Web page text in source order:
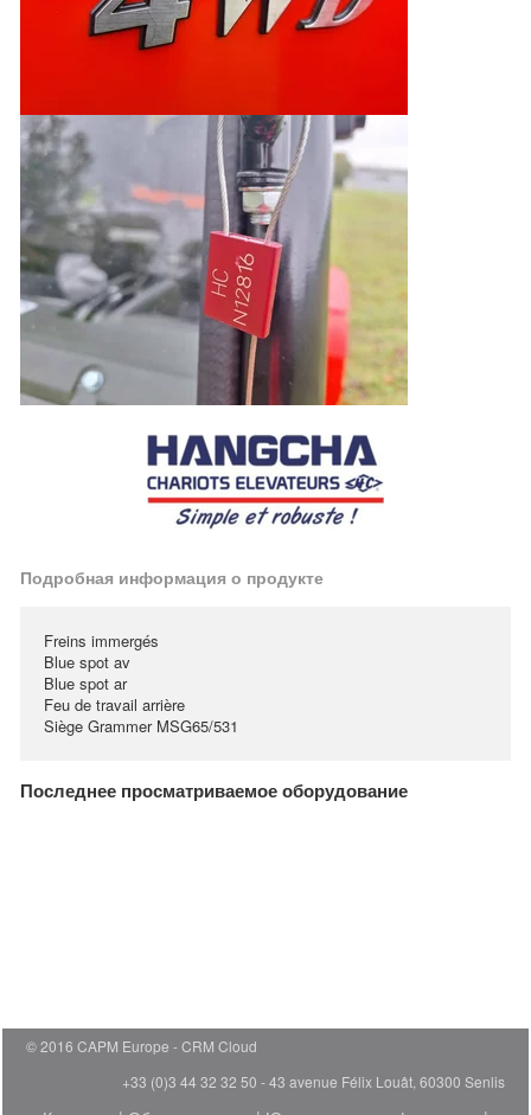
Подробная информация о продукте
Freins immergés
Blue spot av
Blue spot ar
Feu de travail arrière
Siège Grammer MSG65/531
Последнее просматриваемое оборудование
© 2016 CAPM Europe
CRM Cloud
+33 (0)3 44 32 32 50 - 43 avenue Félix Louât, 60300 Senlis